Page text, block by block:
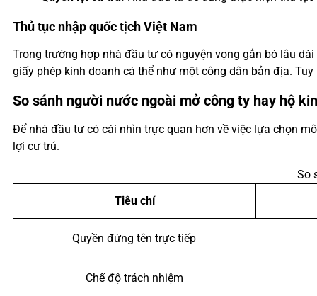
Thủ tục nhập quốc tịch Việt Nam
Trong trường hợp nhà đầu tư có nguyện vọng gắn bó lâu
giấy phép kinh doanh cá thể như một công dân bản địa.
So sánh người nước ngoài mở công ty hay hộ
Để nhà đầu tư có cái nhìn trực quan hơn về việc lựa chọn
lợi cư trú.
So
Tiêu chí
Quyền đứng tên trực tiếp
Chế độ trách nhiệm